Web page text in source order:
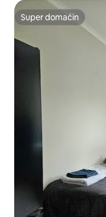
Super domaćin
Super domaćin